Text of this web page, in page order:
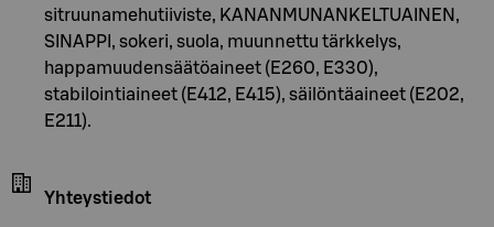
sitruunamehutiiviste, KANANMUNANKELTUAINEN,
SINAPPI, sokeri, suola, muunnettu tärkkelys,
happamuudensäätöaineet (E260, E330),
stabilointiaineet (E412, E415), säilöntäaineet (E202,
E211).
Yhteystiedot